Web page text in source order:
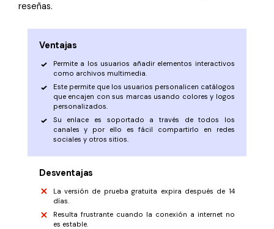
reseñas.
Ventajas
Permite a los usuarios añadir elementos interactivos
como archivos multimedia.
Este permite que los usuarios personalicen catálogos
que encajen con sus marcas usando colores y logos
personalizados.
Su enlace es soportado a través de todos los
canales y por ello es fácil compartirlo en redes
sociales y otros sitios.
Desventajas
La versión de prueba gratuita expira después de 14
días.
Resulta frustrante cuando la conexión a internet no
es estable.